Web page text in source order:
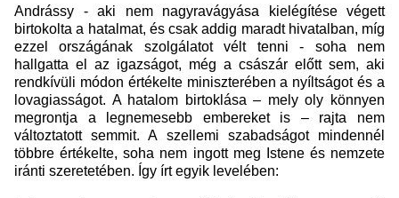
Andrássy - aki nem nagyravágyása kielégítése végett
birtokolta a hatalmat, és csak addig maradt hivatalban, míg
ezzel országának szolgálatot vélt tenni - soha nem
hallgatta el az igazságot, még a császár előtt sem, aki
rendkívüli módon értékelte miniszterében a nyíltságot és a
lovagiasságot. A hatalom birtoklása – mely oly könnyen
megrontja a legnemesebb embereket is – rajta nem
változtatott semmit. A szellemi szabadságot mindennél
többre értékelte, soha nem ingott meg Istene és nemzete
iránti szeretetében. Így írt egyik levelében: